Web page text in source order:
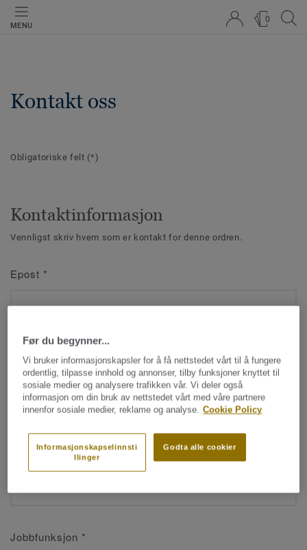
MENU
0
Kontakt oss
Obligatoriske felt (*)
Kontaktinformasjon
Vennligst skriv hvem som er kontakt for denne ordren.
Epost *
Navn*
Etternavn*
Jobbfunksjon *
Før du begynner...
Vi bruker informasjonskapsler for å få nettstedet vårt til å fungere
ordentlig, tilpasse innhold og annonser, tilby funksjoner knyttet til
sosiale medier og analysere trafikken vår. Vi deler også
informasjon om din bruk av nettstedet vårt med våre partnere
innenfor sosiale medier, reklame og analyse. Cookie Policy
Godta alle cookier
Informasjonskapselinnsti
llinger